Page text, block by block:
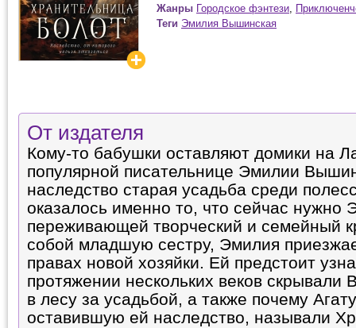
Жанры Городское фэнтези,
Теги Эмилия Вышинская
От издателя
Кому-то бабушки оставляют домики на
популярной писательнице Эмилии
наследство старая усадьба среди
оказалось именно то, что сейчас нужно
переживающей творческий и семейный
собой младшую сестру, Эмилия
правах новой хозяйки. Ей предстоит
протяжении нескольких веков скрывали
в лесу за усадьбой, а также почему
оставившую ей наследство, называли